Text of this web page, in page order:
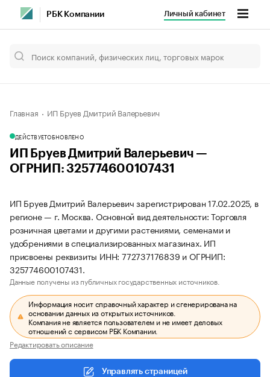
РБК Компании Личный кабинет
Главная ИП Бруев Дмитрий Валерьевич
ДЕЙСТВУЕТОБНОВЛЕНО
ИП Бруев Дмитрий Валерьевич —
ОГРНИП: 325774600107431
ИП Бруев Дмитрий Валерьевич зарегистрирован 17.02.2025, в
регионе — г. Москва. Основной вид деятельности: Торговля
розничная цветами и другими растениями, семенами и
удобрениями в специализированных магазинах. ИП
присвоены реквизиты ИНН: 772737176839 и ОГРНИП:
325774600107431.
Данные получены из публичных государственных источников.
Информация носит справочный характер и сгенерирована на
основании данных из открытых источников.
Компания не является пользователем и не имеет деловых
отношений с сервисом РБК Компании.
Редактировать описание
Управлять страницей